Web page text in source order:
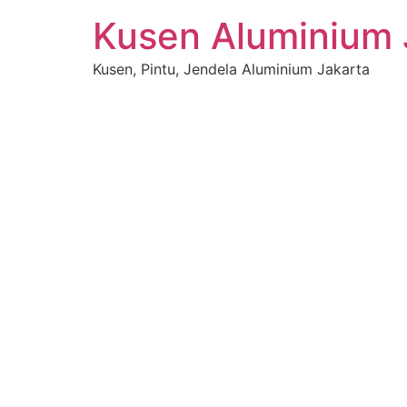
Kusen
Kusen, Pintu, Jendela Aluminium Jakarta